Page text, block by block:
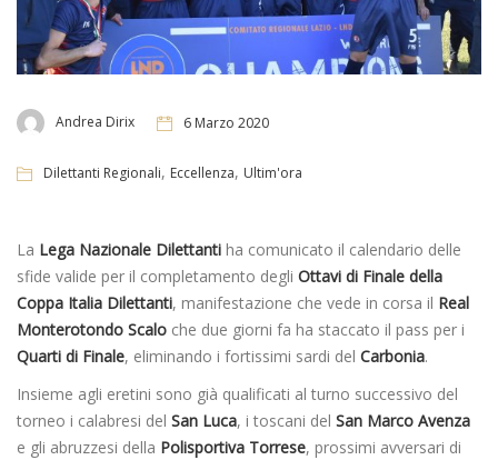
Andrea Dirix 6 Marzo 2020
Dilettanti Regionali, Eccellenza, Ultim'ora
La Lega Nazionale Dilettanti ha comunicato il calendario delle
sfide valide per il completamento degli Ottavi di Finale della
Coppa Italia Dilettanti, manifestazione che vede in corsa il Real
Monterotondo Scalo che due giorni fa ha staccato il pass per i
Quarti di Finale, eliminando i fortissimi sardi del Carbonia.
Insieme agli eretini sono già qualificati al turno successivo del
torneo i calabresi del San Luca, i toscani del San Marco Avenza
e gli abruzzesi della Polisportiva Torrese, prossimi avversari di